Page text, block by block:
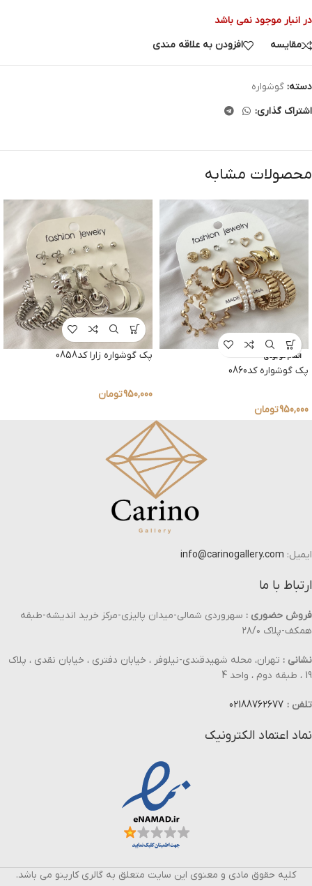
در انبار موجود نمی باشد
مقایسه
افزودن به علاقه مندی
دسته: گوشواره
اشتراک گذاری:
محصولات مشابه
اتمام موجودی
پک گوشواره کد0860
950,000تومان
پک گوشواره زارا کد0858
950,000تومان
ایمیل: info@carinogallery.com
ارتباط با ما
فروش حضوری : سهروردی شمالی-میدان پالیزی-مرکز خرید اندیشه-طبقه
همکف-پلاک ۲۸/۰
نشانی : تهران، محله شهیدقندی-نیلوفر ، خیابان دفتری ، خیابان نقدی ، پلاک
19 ، طبقه دوم ، واحد 4
تلفن : 02188762677
نماد اعتماد الکترونیک
کلیه حقوق مادی و معنوی این سایت متعلق به گالری کارینو می باشد.